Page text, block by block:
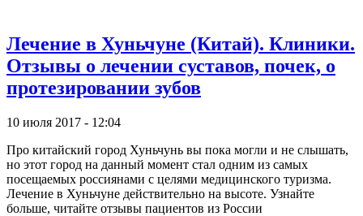
Лечение в Хуньчуне (Китай). Клиники.
Отзывы о лечении суставов, почек, о
протезировании зубов
10 июля 2017 - 12:04
Про китайский город Хуньчунь вы пока могли и не слышать,
но этот город на данный момент стал одним из самых
посещаемых россиянами с целями медицинского туризма.
Лечение в Хуньчуне действительно на высоте. Узнайте
больше, читайте отзывы пациентов из России